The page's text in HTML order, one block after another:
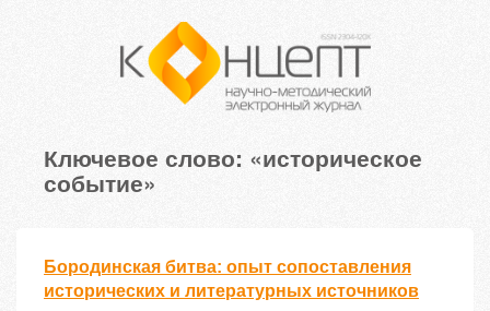
Ключевое слово: «историческое
событие»
Бородинская битва: опыт сопоставления
исторических и литературных источников